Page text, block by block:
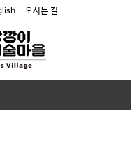
오시는 길